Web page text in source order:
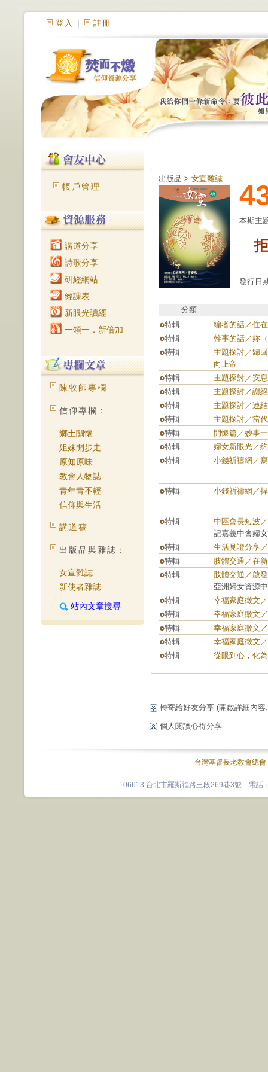
登入 註冊
帳戶管理
講道分享
詩歌分享
研經網站
經課表
新眼光讀經
一領一．新倍加
陳牧師專欄
信仰專欄：
鄉土關懷
姐妹開步走
原知原味
教會人物誌
青年青不輕
信仰與生活
講道稿
出版品與雜誌：
女宣雜誌
新使者雜誌
站內文章搜尋
出版品 > 女宣雜誌
本期主
發行日
分類
特輯
編者的話／住
特輯
幹事的話／妳
特輯
主題探討／歸
向上帝
特輯
主題探討／安
特輯
主題探討／謝
特輯
主題探討／連
特輯
主題探討／當
特輯
開懷篇／妙事
特輯
婦女新眼光／
特輯
小錢祈禱網／
特輯 小錢祈禱網／
特輯
中區會長短波
記嘉義中會婦
特輯
生活見證分享
特輯
肢體交通／在
特輯
肢體交通／啟
亞洲婦女資源
特輯
幸福家庭徵文
特輯
幸福家庭徵文
特輯
幸福家庭徵文
特輯
幸福家庭徵文
特輯
從眼到心，化
轉寄給好友分享 (開啟詳細內容
個人閱讀心得分享
台灣基督長老教會總會
106613 台北市羅斯福路三段269巷3號 電